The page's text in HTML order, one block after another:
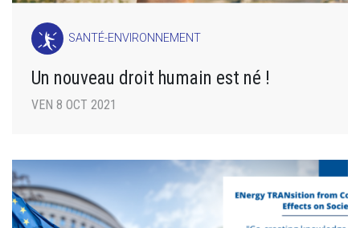
SANTÉ-ENVIRONNEMENT
Un nouveau droit humain est né !
VEN 8 OCT 2021